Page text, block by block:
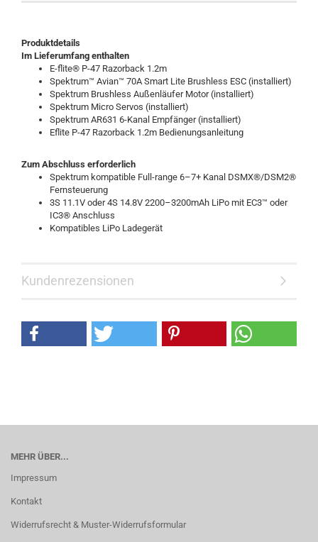
Produktdetails
Im Lieferumfang enthalten
E-flite® P-47 Razorback 1.2m
Spektrum™ Avian™ 70A Smart Lite Brushless ESC (installiert)
Spektrum Brushless Außenläufer Motor (installiert)
Spektrum Micro Servos (installiert)
Spektrum AR631 6-Kanal Empfänger (installiert)
Eflite P-47 Razorback 1.2m Bedienungsanleitung
Zum Abschluss erforderlich
Spektrum kompatible Full-range 6–7+ Kanal DSMX®/DSM2®
Fernsteuerung
3S 11.1V oder 4S 14.8V 2200–3200mAh LiPo mit EC3™ oder
IC3® Anschluss
Kompatibles LiPo Ladegerät
Kundenrezensionen
MEHR ÜBER...
Impressum
Kontakt
Widerrufsrecht & Muster-Widerrufsformular